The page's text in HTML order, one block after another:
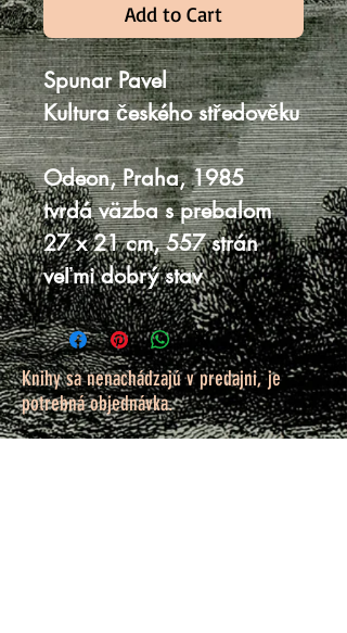
Add to Cart
Spunar Pavel
Kultura českého středověku
Odeon, Praha, 1985
tvrdá väzba s prebalom
27 x 21 cm, 557 strán
veľmi dobrý stav
Knihy sa nenachádzajú v predajni, je
potrebná objednávka.